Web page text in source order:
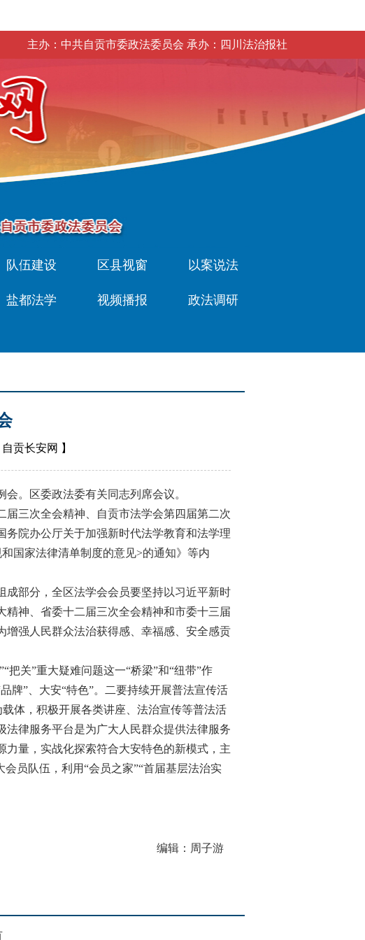
主办：中共自贡市委政法委员会 承办：四川法治报社
队伍建设 区县视窗 以案说法
盐都法学 视频播报 政法调研
贡长安网 】
。区委政法委有关同志列席会议。
三次全会精神、自贡市法学会第四届第二次
院办公厅关于加强新时代法学教育和法学理
国家法律清单制度的意见>的通知》等内
部分，全区法学会会员要坚持以习近平新时
神、省委十二届三次全会精神和市委十三届
强人民群众法治获得感、幸福感、安全感贡
关”重大疑难问题这一“桥梁”和“纽带”作
牌”、大安“特色”。二要持续开展普法宣传活
体，积极开展各类讲座、法治宣传等普法活
律服务平台是为广大人民群众提供法律服务
量，实战化探索符合大安特色的新模式，主
员队伍，利用“会员之家”“首届基层法治实
编辑：周子游